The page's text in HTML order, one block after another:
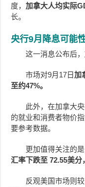
度，加拿大人均实际
长。
央行9月降息可能
这一消息公布后，
市场对9月17日加
至约47%。
此外，在加拿大
的就业和消费者物价
要参考数据。
更加值得关注的
汇率下跌至 72.55美分
反观美国市场则